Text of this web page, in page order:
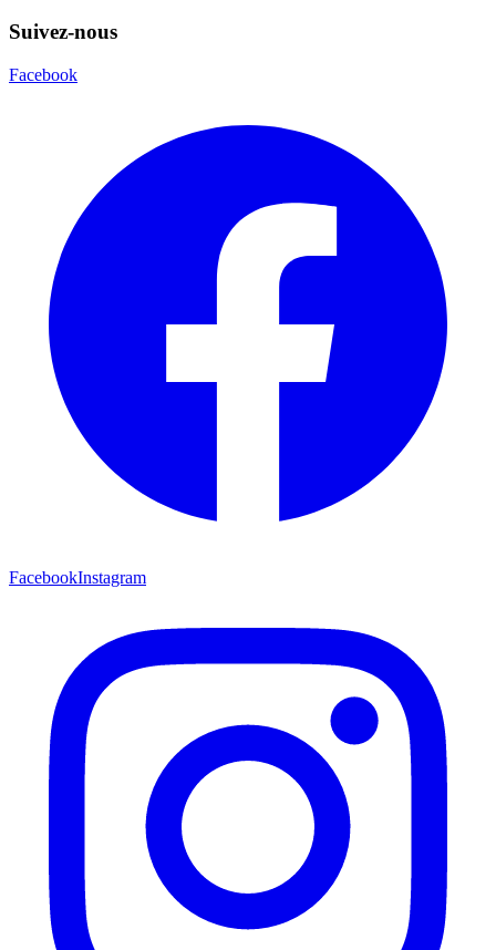
Suivez-nous
Facebook
FacebookInstagram